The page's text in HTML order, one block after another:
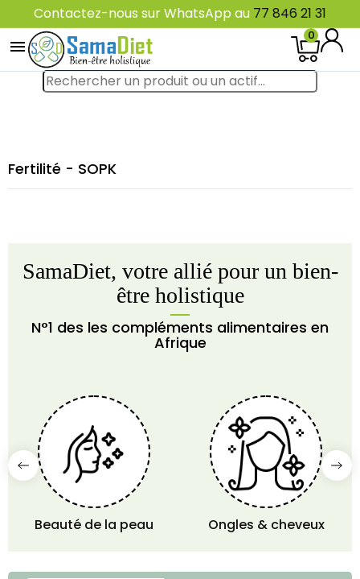
Contactez-nous sur WhatsApp au 77 846 21 31

0
Fertilité - SOPK
SamaDiet, votre allié pour un bien-
être holistique
N°1 des les compléments alimentaires en
Afrique
Beauté de la peau Ongles & cheveux